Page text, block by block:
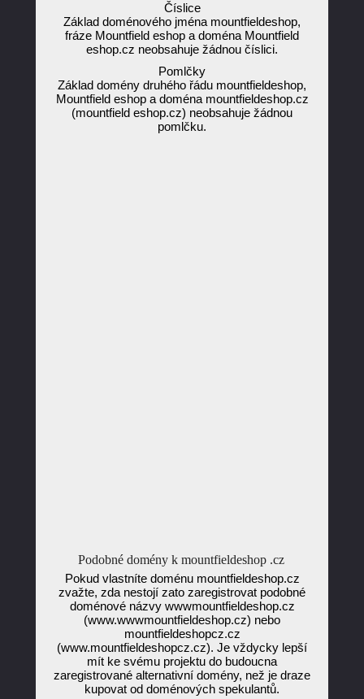
Číslice
Základ doménového jména mountfieldeshop,
fráze Mountfield eshop a doména Mountfield
eshop.cz neobsahuje žádnou číslici.
Pomlčky
Základ domény druhého řádu mountfieldeshop,
Mountfield eshop a doména mountfieldeshop.cz
(mountfield eshop.cz) neobsahuje žádnou
pomlčku.
Podobné domény k mountfieldeshop .cz
Pokud vlastníte doménu mountfieldeshop.cz
zvažte, zda nestojí zato zaregistrovat podobné
doménové názvy wwwmountfieldeshop.cz
(www.wwwmountfieldeshop.cz) nebo
mountfieldeshopcz.cz
(www.mountfieldeshopcz.cz). Je vždycky lepší
mít ke svému projektu do budoucna
zaregistrované alternativní domény, než je draze
kupovat od doménových spekulantů.